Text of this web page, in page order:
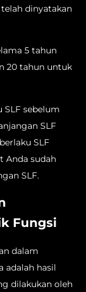
dinyatakan
5 tahun
20 tahun untuk
sebelum
SLF
SLF
Anda sudah
SLF.
Fungsi
dalam
adalah hasil
dilakukan oleh